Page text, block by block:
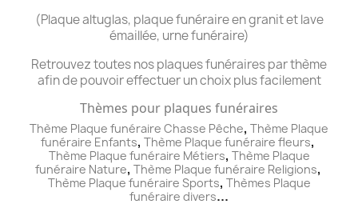
(Plaque altuglas, plaque funéraire en granit et lave
émaillée, urne funéraire)
Retrouvez toutes nos plaques funéraires par thème
afin de pouvoir effectuer un choix plus facilement
Thèmes pour plaques funéraires
Thème Plaque funéraire Chasse Pêche, Thème Plaque
funéraire Enfants, Thème Plaque funéraire fleurs,
Thème Plaque funéraire Métiers, Thème Plaque
funéraire Nature, Thème Plaque funéraire Religions,
Thème Plaque funéraire Sports, Thèmes Plaque
funéraire divers...